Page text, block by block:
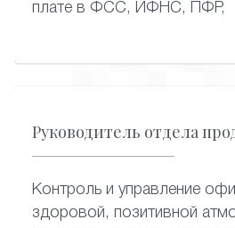
плате в ФСС, ИФНС, ПФР,
Руководитель отдела
Контроль и управление
здоровой, позитивной